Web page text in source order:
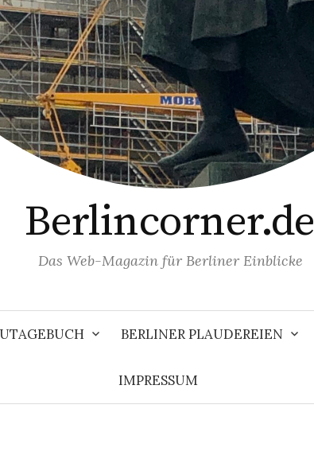
Berlincorner.de
Das Web-Magazin für Berliner Einblicke
BERLINER PLAUDEREIEN
IMPRESSUM